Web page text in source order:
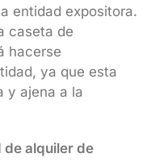
entidad expositora.
caseta de
hacerse
ya que esta
y ajena a la
de alquiler de